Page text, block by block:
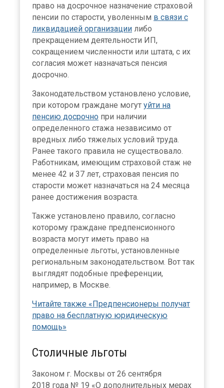
право на досрочное назначение страховой
пенсии по старости, уволенным в связи с
ликвидацией организации либо
прекращением деятельности ИП,
сокращением численности или штата, с их
согласия может назначаться пенсия
досрочно.
Законодательством установлено условие,
при котором граждане могут уйти на
пенсию досрочно при наличии
определенного стажа независимо от
вредных либо тяжелых условий труда.
Ранее такого правила не существовало.
Работникам, имеющим страховой стаж не
менее 42 и 37 лет, страховая пенсия по
старости может назначаться на 24 месяца
ранее достижения возраста.
Также установлено правило, согласно
которому граждане предпенсионного
возраста могут иметь право на
определенные льготы, установленные
региональным законодательством. Вот так
выглядят подобные преференции,
например, в Москве.
Читайте также «Предпенсионеры получат
право на бесплатную юридическую
помощь»
Столичные льготы
Законом г. Москвы от 26 сентября
2018 года № 19 «О дополнительных мерах